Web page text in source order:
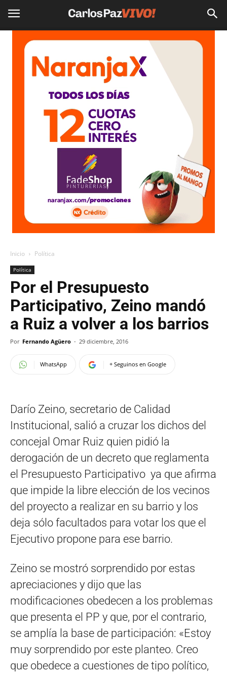
Inicio Política
Política
Por el Presupuesto
Participativo, Zeino mandó
a Ruiz a volver a los barrios
Por Fernando Agüero - 29 diciembre, 2016
WhatsApp + Seguinos en Google
Darío Zeino, secretario de Calidad
Institucional, salió a cruzar los dichos del
concejal Omar Ruiz quien pidió la
derogación de un decreto que reglamenta
el Presupuesto Participativo ya que afirma
que impide la libre elección de los vecinos
del proyecto a realizar en su barrio y los
deja sólo facultados para votar los que el
Ejecutivo propone para ese barrio.
Zeino se mostró sorprendido por estas
apreciaciones y dijo que las
modificaciones obedecen a los problemas
que presenta el PP y que, por el contrario,
se amplía la base de participación: «Estoy
muy sorprendido por este planteo. Creo
que obedece a cuestiones de tipo político,